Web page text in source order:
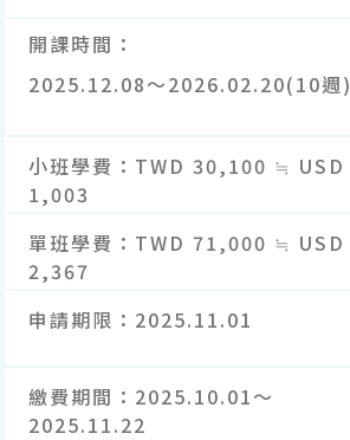
開課時間
2025.12.08～2026.02.20(10週)
小班學費
TWD 30,100 ≒ USD
1,003
單班學費
TWD 71,000 ≒ USD
2,367
申請期限
2025.11.01
繳費期間
2025.10.01～
2025.11.22